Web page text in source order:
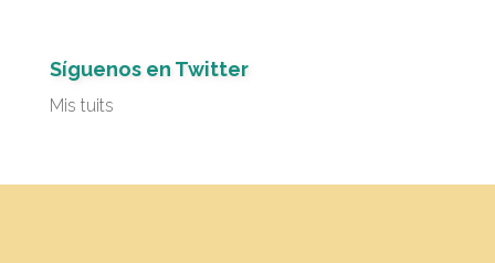
Síguenos en Twitter
Mis tuits